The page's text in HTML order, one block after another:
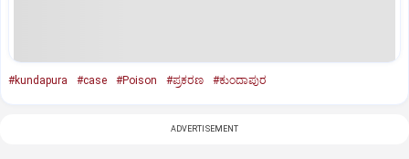
#kundapura #case #Poison #ಪ್ರಕರಣ #ಕುಂದಾಪುರ
ADVERTISEMENT